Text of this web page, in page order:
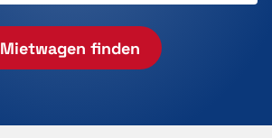
Mietwagen finden